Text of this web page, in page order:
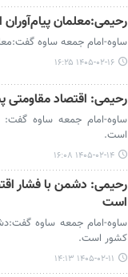
رحیمی:معلمان
ساوه-امام جمعه ساوه
۱۴۰۵-۰۲-۱۶ ۱۶:۲۵
رحیمی: اقتصاد
ساوه-امام جمعه ساوه گفت:
است.
۱۴۰۵-۰۲-۱۴ ۱۶:۰۸
رحیمی: دشمن با فشار
است
ساوه-امام جمعه ساوه
کشور است.
۱۴۰۵-۰۲-۱۱ ۱۴:۱۳